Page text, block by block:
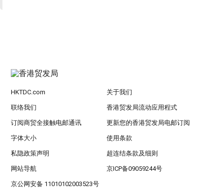
HKTDC.com 关于我们
联络我们 香港贸发局流动应用程式
订阅商贸全接触电邮通讯 更新您的香港贸发局电邮订阅
字体大小 使用条款
私隐政策声明 超连结条款及细则
网站导航 京ICP备09059244号
京公网安备 11010102003523号